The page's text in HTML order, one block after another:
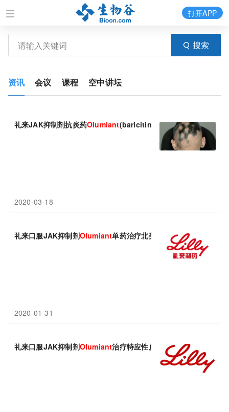
搜索
打开APP
资讯 会议 课程 空中讲坛
礼来JAK抑制剂抗炎药Olumiant(baricitinib)获美国FDA突破性药
2020-03-18
礼来口服JAK抑制剂Olumiant单药治疗北美III期临床研究获成功！
2020-01-31
礼来口服JAK抑制剂Olumiant治疗特应性皮炎(AD)III期临床研究